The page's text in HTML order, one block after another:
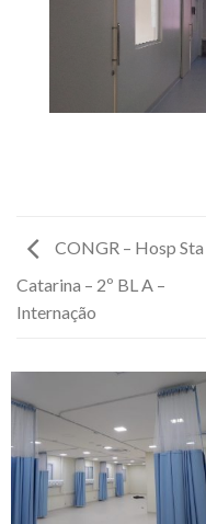
CONGR – Hosp Sta
Catarina – 2º BL A –
Internação